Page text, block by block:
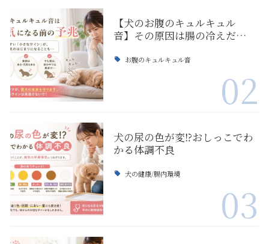
【犬のお腹のキュルキュル
音】その原因は腸の冷えだ…
お腹のキュルキュル音
02
犬の尿の色が変⁉おしっこでわ
かる体調不良
犬の健康/腸内環境
03